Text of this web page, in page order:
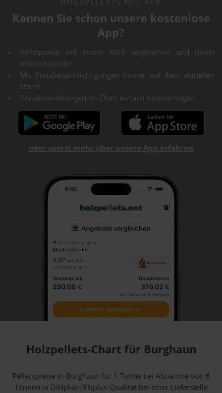
Kennen Sie schon unsere kostenlose
App?
Pelletpreise mit einem Klick vergleichen und direkt
online bestellen
Mit Preisbenachrichtigungen immer auf dem aktuellen
Stand
Preisentwicklungen im Chart einfach nachverfolgen
oder zuerst mehr über unsere App erfahren
Holzpellets-Chart für Burghaun
Pelletspreise in Burghaun für 1 Tonne bei Abnahmevon 6
Tonnen in DINplus-/ENplus-Qualität bei einer Lieferstelle